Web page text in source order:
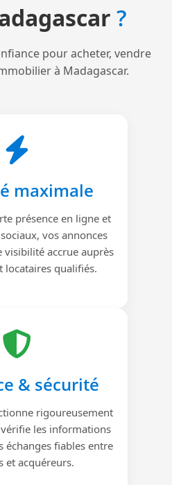
?
pour acheter, vendre
à Madagascar.
maximale
présence en ligne et
vos annonces
visibilité accrue auprès
locataires qualifiés.
& sécurité
rigoureusement
les informations
échanges fiables entre
et acquéreurs.